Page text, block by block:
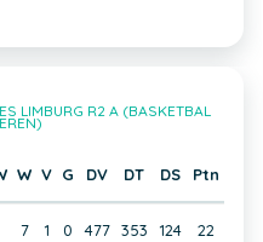
LIMBURG R2 A (BASKETBAL
W V G DV DT DS Ptn
7 1 0 477 353 124 22